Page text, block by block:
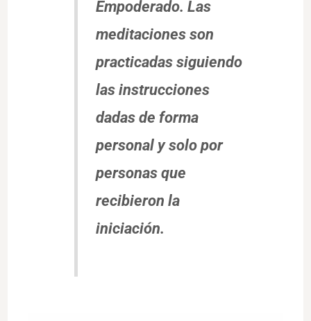
Empoderado. Las
meditaciones son
practicadas siguiendo
las instrucciones
dadas de forma
personal y solo por
personas que
recibieron la
iniciación.